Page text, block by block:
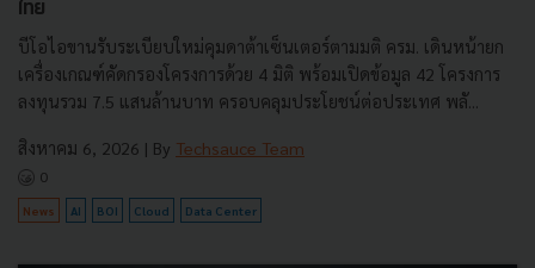
ไทย
บีโอไอขานรับระเบียบใหม่คุมดาต้าเซ็นเตอร์ตามมติ ครม. เดินหน้ายก
เครื่องเกณฑ์คัดกรองโครงการด้วย 4 มิติ พร้อมเปิดข้อมูล 42 โครงการ
ลงทุนรวม 7.5 แสนล้านบาท ครอบคลุมประโยชน์ต่อประเทศ พลั...
สิงหาคม 6, 2026 | By Techsauce Team
0
News AI BOI Cloud Data Center